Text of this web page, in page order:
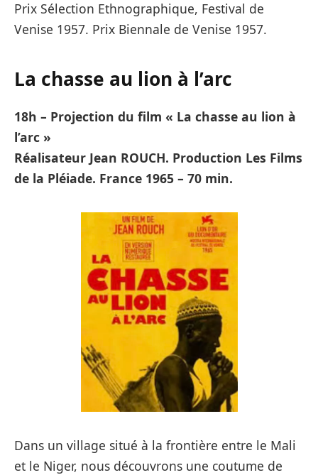
Prix Sélection Ethnographique, Festival de
Venise 1957. Prix Biennale de Venise 1957.
La chasse au lion à l’arc
18h – Projection du film « La chasse au lion à
l’arc »
Réalisateur Jean ROUCH. Production Les Films
de la Pléiade. France 1965 – 70 min.
Dans un village situé à la frontière entre le Mali
et le Niger, nous découvrons une coutume de